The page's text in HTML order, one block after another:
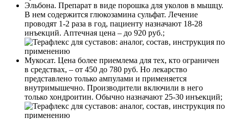
Эльбона. Препарат в виде порошка для уколов в мышцу.
В нем содержится глюкозамина сульфат. Лечение
проводят 1-2 раза в год, пациенту назначают 18-28
инъекций. Аптечная цена – до 920 руб.;
Мукосат. Цена более приемлема для тех, кто ограничен
в средствах, – от 450 до 780 руб. Но лекарство
представлено только ампулами и применяется
внутримышечно. Производители включили в него
только хондроитин. Обычно назначают 25-30 инъекций;